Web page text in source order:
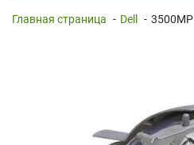
Главная страница - Dell - 3500MP